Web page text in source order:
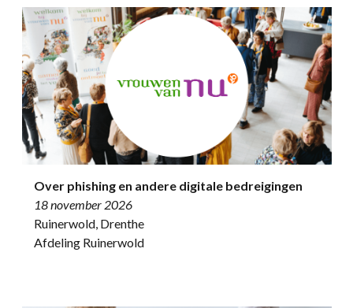
Over phishing en andere digitale bedreigingen
18 november 2026
Ruinerwold, Drenthe
Afdeling Ruinerwold